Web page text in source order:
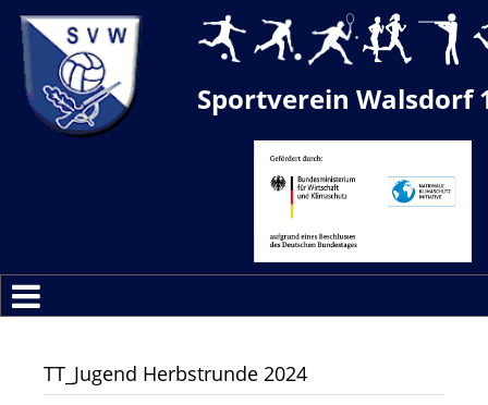
Sportverein Walsdorf
TT_Jugend Herbstrunde 2024